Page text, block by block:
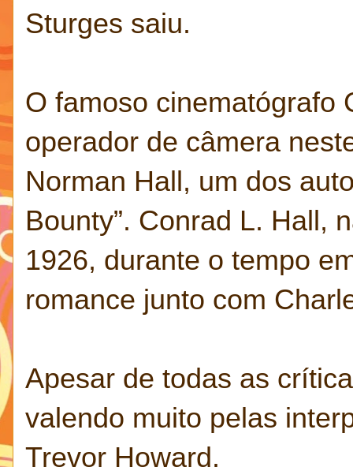
Sturges saiu.
O famoso cinematógrafo
operador de câmera
Norman Hall, um dos
Bounty”. Conrad L. Hall,
1926, durante o tempo
romance junto com
Apesar de todas as
valendo muito pelas
Trevor Howard.